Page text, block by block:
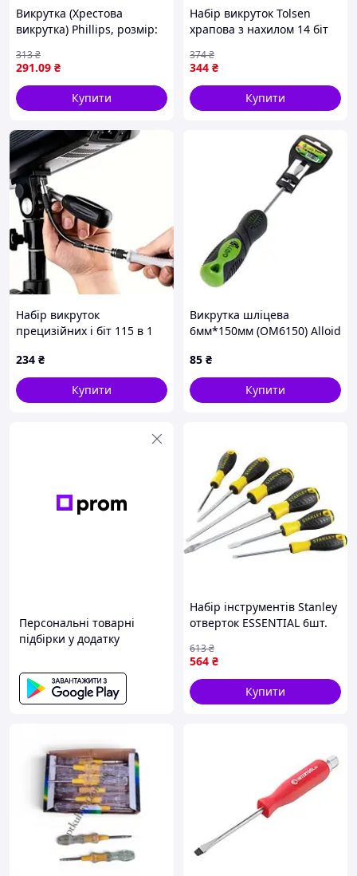
Викрутка (Хрестова
викрутка) Phillips, розмір:
довжина 2: 215 мм, ручка:
ударний / проти ковзання,
291.09 ₴
313₴
Купити
Набір викруток Tolsen
храпова з нахилом 14 біт
344 ₴
374₴
Купити
Набір викруток
прецизійних і біт 115 в 1
234 ₴
Купити
Викрутка шліцева
6мм*150мм (OM6150) Alloid
85 ₴
Купити
Персональні товарні
підбірки у додатку
Набір інструментів Stanley
отверток ESSENTIAL 6шт.
60209) — Доступний
564 ₴
613₴
Купити